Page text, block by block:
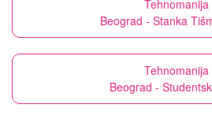
Tehnomanija
Beograd - Stanka
Tehnomanija
Beograd -